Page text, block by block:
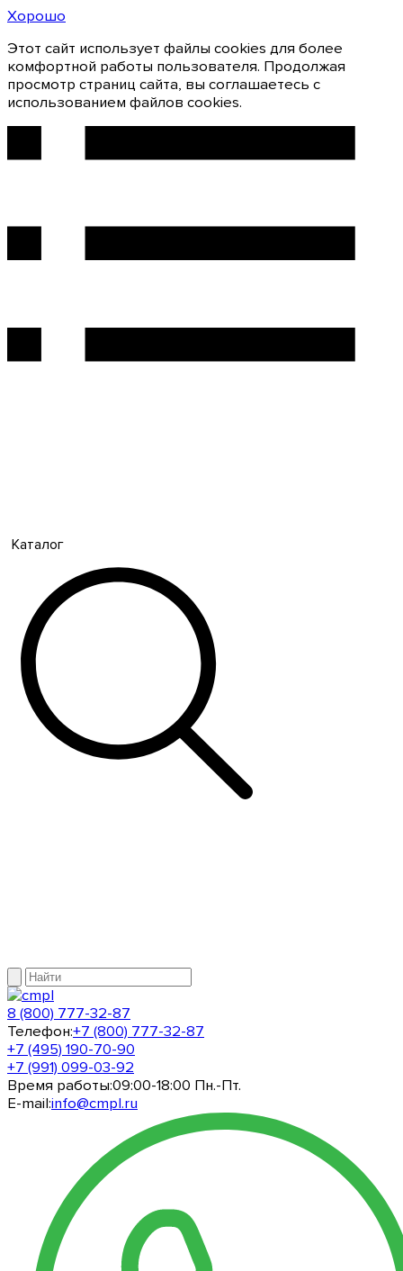
Хорошо
Этот сайт использует файлы cookies для более
комфортной работы пользователя. Продолжая
просмотр страниц сайта, вы соглашаетесь с
использованием файлов cookies.
Каталог
8 (800) 777-32-87
Телефон:+7 (800) 777-32-87
+7 (495) 190-70-90
+7 (991) 099-03-92
Время работы:09:00-18:00 Пн.-Пт.
E-mail:info@cmpl.ru